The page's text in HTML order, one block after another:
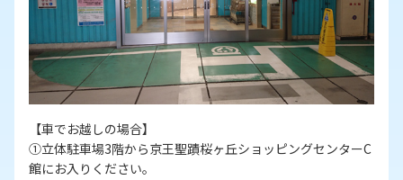
【車でお越しの場合】
①立体駐車場3階から京王聖蹟桜ヶ丘ショッピングセンターC
館にお入りください。